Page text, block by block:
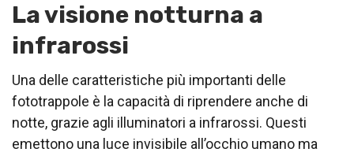
La visione notturna a
infrarossi
Una delle caratteristiche più importanti delle
fototrappole è la capacità di riprendere anche di
notte, grazie agli illuminatori a infrarossi. Questi
emettono una luce invisibile all’occhio umano ma